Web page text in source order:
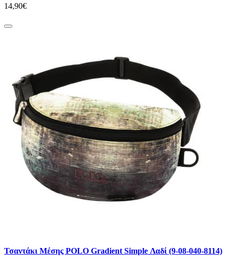
14,90€
Τσαντάκι Μέσης POLO Gradient Simple Λαδί (9-08-040-8114)